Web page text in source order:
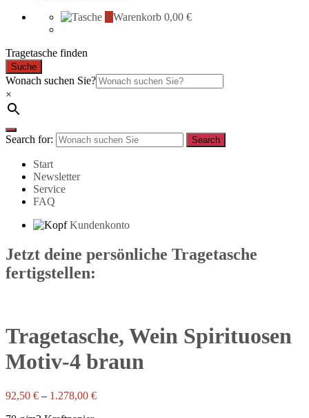
0 Warenkorb 0,00 €
Tragetasche finden
Suche
Wonach suchen Sie?
×
Search for: Search
Start
Newsletter
Service
FAQ
Kundenkonto
Jetzt deine persönliche Tragetasche
fertigstellen:
Tragetasche, Wein Spirituosen
Motiv-4 braun
92,50 € – 1.278,00 €